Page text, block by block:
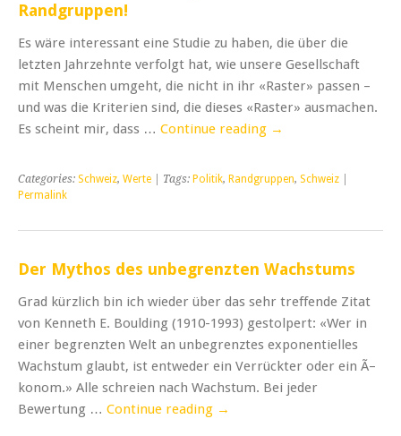
Randgruppen!
Es wäre interessant eine Studie zu haben, die über die
letzten Jahrzehnte verfolgt hat, wie unsere Gesellschaft
mit Menschen umgeht, die nicht in ihr «Raster» passen –
und was die Kriterien sind, die dieses «Raster» ausmachen.
Es scheint mir, dass … Continue reading →
Categories: Schweiz, Werte | Tags: Politik, Randgruppen, Schweiz
Permalink
Der Mythos des unbegrenzten Wachstums
Grad kürzlich bin ich wieder über das sehr treffende Zitat
von Kenneth E. Boulding (1910-1993) gestolpert: «Wer in
einer begrenzten Welt an unbegrenztes exponentielles
Wachstum glaubt, ist entweder ein Verrückter oder ein Ã–
konom.» Alle schreien nach Wachstum. Bei jeder
Bewertung … Continue reading →